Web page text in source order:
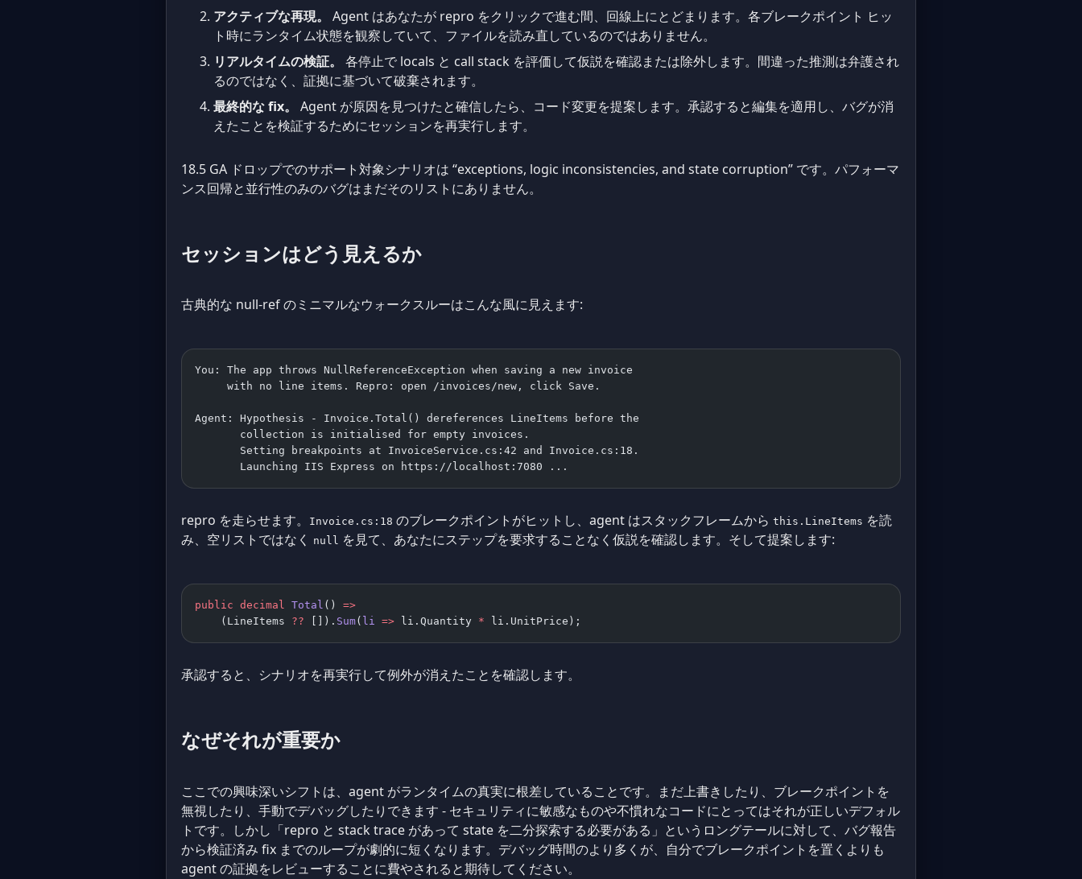
アクティブな再現。
Agent はあなたが repro をクリックで進む間、回線上にとどまります。各ブレークポイント ヒッ
ト時にランタイム状態を観察していて、ファイルを読み直しているのではありません。
リアルタイムの検証。
各停止で locals と call stack を評価して仮説を確認または除外します。間違った推測は弁護され
るのではなく、証拠に基づいて破棄されます。
最終的な fix。
Agent が原因を見つけたと確信したら、コード変更を提案します。承認すると編集を適用し、バグが消
えたことを検証するためにセッションを再実行します。
18.5 GA ドロップでのサポート対象シナリオは “exceptions, logic inconsistencies, and state corruption” です。パフォーマ
ンス回帰と並行性のみのバグはまだそのリストにありません。
セッションはどう見えるか
古典的な null-ref のミニマルなウォークスルーはこんな風に見えます:
You: The app throws NullReferenceException when saving a new invoice
     with no line items. Repro: open /invoices/new, click Save.
Agent: Hypothesis - Invoice.Total() dereferences LineItems before the
       collection is initialised for empty invoices.
       Setting breakpoints at InvoiceService.cs:42 and Invoice.cs:18.
       Launching IIS Express on https://localhost:7080 ...
repro を走らせます。 Invoice.cs:18 のブレークポイントがヒットし、agent はスタックフレームから this.LineItems を読
み、空リストではなく
null を見て、あなたにステップを要求することなく仮説を確認します。そして提案します:
public decimal Total () =>
    (LineItems
?? []). Sum( li => li.Quantity * li.UnitPrice);
承認すると、シナリオを再実行して例外が消えたことを確認します。
なぜそれが重要か
ここでの興味深いシフトは、agent がランタイムの真実に根差していることです。まだ上書きしたり、ブレークポイントを
無視したり、手動でデバッグしたりできます - セキュリティに敏感なものや不慣れなコードにとってはそれが正しいデフォル
トです。しかし「repro と stack trace があって state を二分探索する必要がある」というロングテールに対して、バグ報告
から検証済み fix までのループが劇的に短くなります。デバッグ時間のより多くが、自分でブレークポイントを置くよりも
agent の証拠をレビューすることに費やされると期待してください。